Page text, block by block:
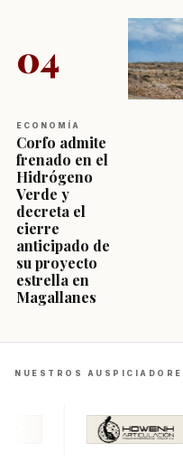
04
ECONOMÍA
Corfo admite
frenado en el
Hidrógeno
Verde y
decreta el
cierre
anticipado de
su proyecto
estrella en
Magallanes
NUESTROS